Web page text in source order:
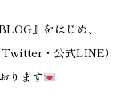
』をはじめ、
・公式LINE）
ります